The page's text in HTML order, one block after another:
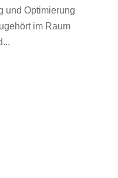
und Optimierung
im Raum